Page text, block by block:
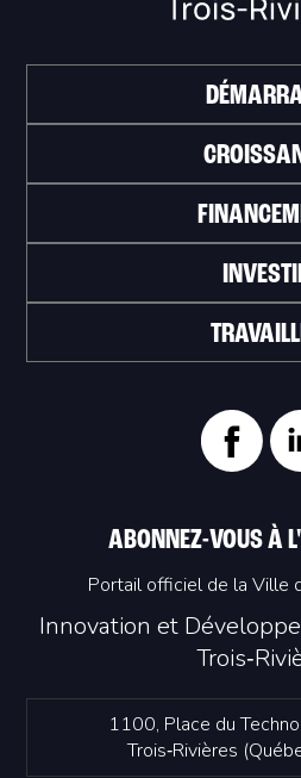
Innovation et
1100, Place du
Trois‑Rivières
ABONNEZ-VOUS À
Portail officiel de la Ville